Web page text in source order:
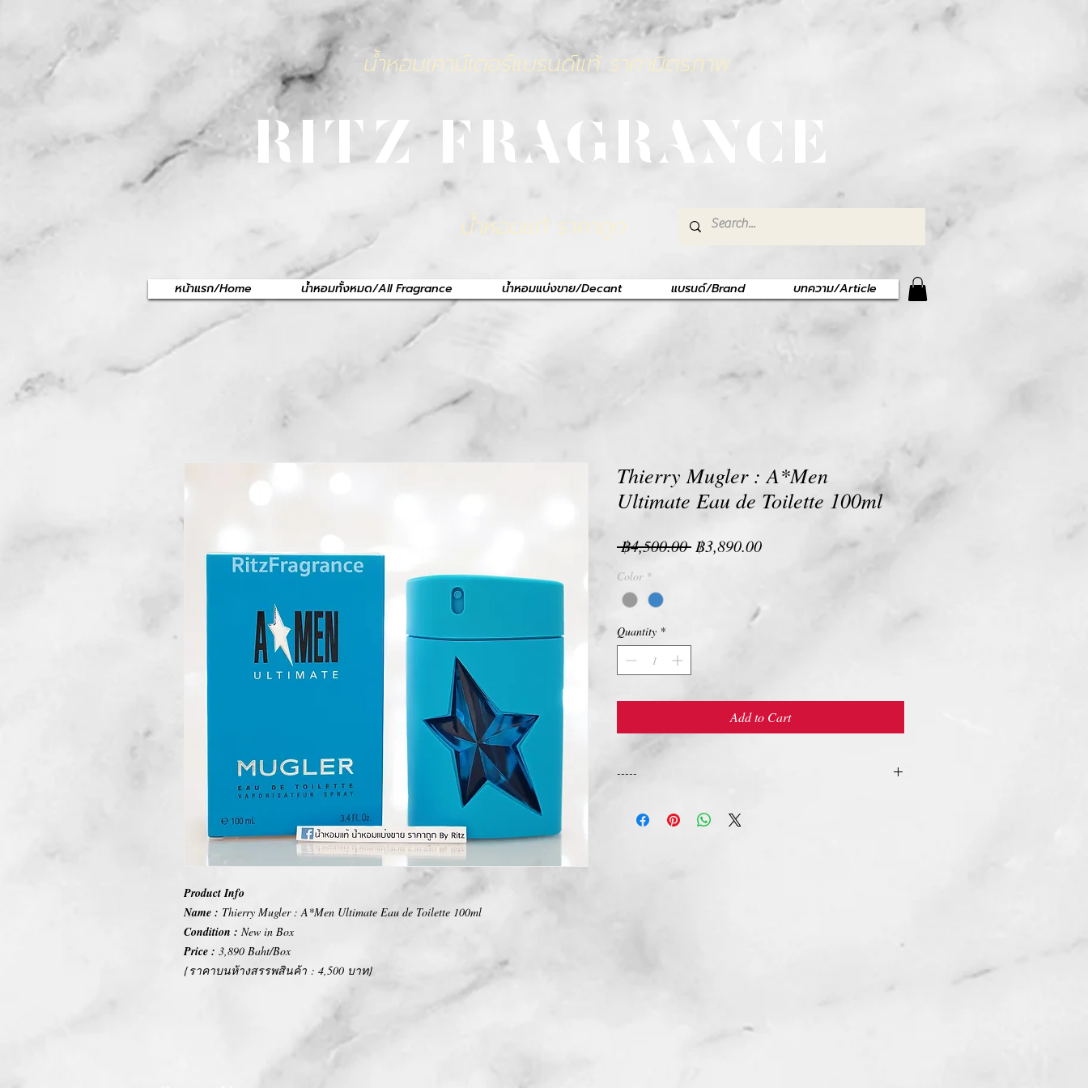
น้ำหอมเคาน์เตอร์แบรนด์แท้ ราคามิตรภาพ
RITZ FRAGRANCE
น้ำหอมแท้ ราคาถูก
หน้าแรก/Home น้ำหอมทั้งหมด/All Fragrance น้ำหอมแบ่งขาย/Decant แบรนด์/Brand บทความ/Article
Product Info
Name : Thierry Mugler : A*Men Ultimate Eau de Toilette 100ml
Condition : New in Box
Price : 3,890 Baht/Box
{ราคาบนห้างสรรพสินค้า : 4,500 บาท}
Thierry Mugler : A*Men
Ultimate Eau de Toilette 100ml
฿4,500.00 Regular
฿3,890.00Sale
Color *
Quantity *
Add to Cart
-----
ทางบริษัท ไม่มีนโยบายการรับ เปลี่ยน/คืน สินค้า ทุกรณี